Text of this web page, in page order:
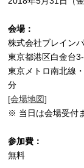
会場：
株式会社ブレイン
東京都港区白金台
東京メトロ南北線
分
[会場地図]
※ 当日は会場受付
参加費：
無料